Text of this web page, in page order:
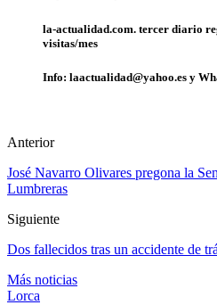
la-actualidad.com. tercer diario
visitas/mes
Info: laactualidad@yahoo.es y
Anterior
José Navarro Olivares pregona la
Lumbreras
Siguiente
Dos fallecidos tras un accidente de
Más noticias
Lorca